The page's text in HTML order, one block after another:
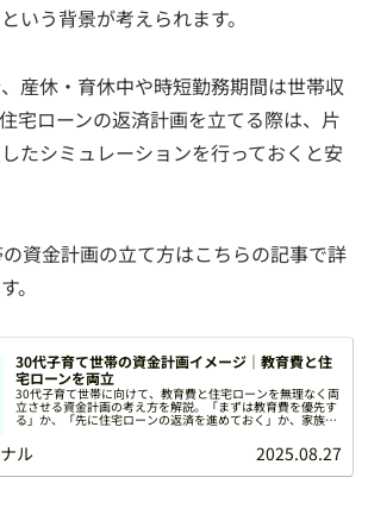
いう背景が考えられます。
産休・育休中や時短勤務期間は世帯収
宅ローンの返済計画を立てる際は、片
たシミュレーションを行っておくと安
資金計画の立て方はこちらの記事で詳
。
30代子育て世帯の資金計画イメージ｜教育費と住
宅ローンを両立
30代子育て世帯に向けて、教育費と住宅ローンを無理なく両
立させる資金計画の考え方を解説。「まずは教育費を優先す
る」か、「先に住宅ローンの返済を進めておく」か、家族に
ル 2025.08.27